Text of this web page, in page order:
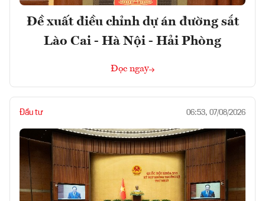
Đề xuất điều chỉnh dự án đường sắt
Lào Cai - Hà Nội - Hải Phòng
Đọc ngay
Đầu tư 06:53, 07/08/2026